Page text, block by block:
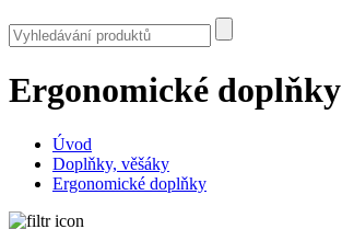
Ergonomické doplňky
Úvod
Doplňky, věšáky
Ergonomické doplňky